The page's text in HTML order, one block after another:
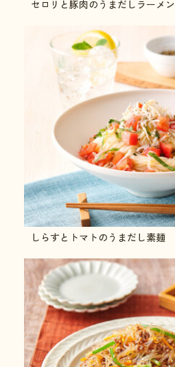
セロリと豚肉のうまだしラーメン
しらすとトマトのうまだし素麺